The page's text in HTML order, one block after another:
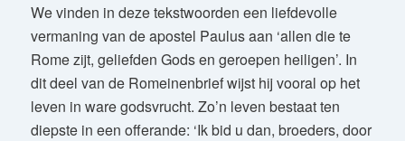
We vinden in deze tekstwoorden een liefdevolle
vermaning van de apostel Paulus aan ‘allen die te
Rome zijt, geliefden Gods en geroepen heiligen’. In
dit deel van de Romeinenbrief wijst hij vooral op het
leven in ware godsvrucht. Zo’n leven bestaat ten
diepste in een offerande: ‘Ik bid u dan, broeders, door